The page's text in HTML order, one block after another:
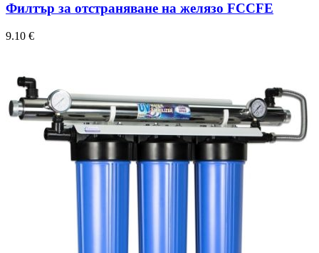
Филтър за отстраняване на желязо FCCFE
9.10 €